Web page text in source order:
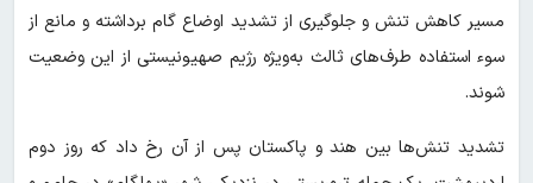
مسیر کاهش تنش و جلوگیری از تشدید اوضاع گام برداشته و مانع از
سوء استفاده طرف‌های ثالث به‌ویژه رژیم صهیونیستی از این وضعیت
شوند.
تشدید تنش‌ها بین هند و پاکستان پس از آن رخ داد که روز دوم